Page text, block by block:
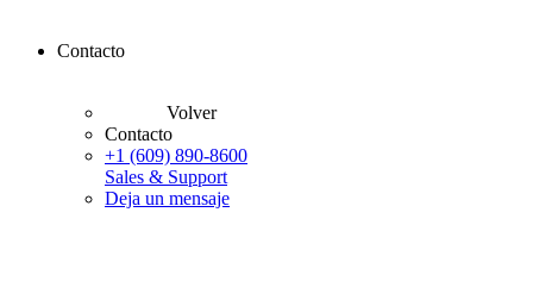
Contacto
Volver
Contacto
+1 (609) 890-8600
Sales & Support
Deja un mensaje